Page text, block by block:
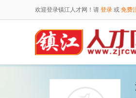
欢迎登录镇江人才网！请 登录 或 免费